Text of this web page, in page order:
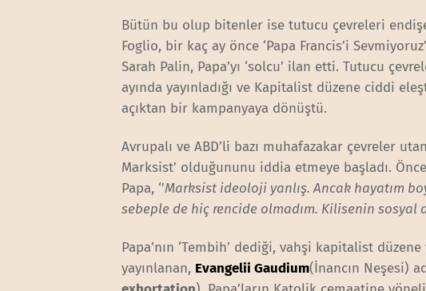
Bütün bu olup bitenler ise tutucu çevreleri
Foglio, bir kaç ay önce ‘Papa Francis’i
Sarah Palin, Papa’yı ‘solcu’ ilan etti. Tutucu
ayında yayınladığı ve Kapitalist düzene ciddi
açıktan bir kampanyaya dönüştü.
Avrupalı ve ABD’li bazı muhafazakar çevreler
Marksist’ olduğununu iddia etmeye başladı.
Papa, ‘’Marksist ideoloji yanlış. Ancak hayatım
sebeple de hiç rencide olmadım. Kilisenin
Papa’nın ‘Tembih’ dediği, vahşi kapitalist
yayınlanan, Evangelii Gaudium(İnancın Neşesi)